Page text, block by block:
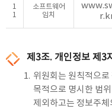
1
1
소프트웨어
임치
제3조. 개인정보 제3
1. 위원회는 원칙적으
목적으로 명시한 범
제외하고는 정보주